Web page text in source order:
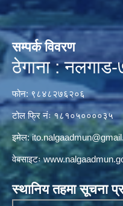
सम्पर्क विवरण
ठेगाना :
फोन: ९८४८२७६२०६
टोल फ्रि नंः १८१०५००००३५
इमेल:
वेबसाइटः
स्थानिय तहमा सूचना